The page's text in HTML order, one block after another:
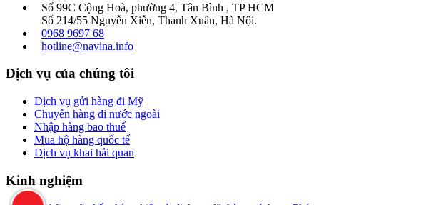
Số 99C Cộng Hoà, phường 4, Tân Bình , TP HCM
Số 214/55 Nguyễn Xiễn, Thanh Xuân, Hà Nội.
0968 9697 68
hotline@navina.info
Dịch vụ của chúng tôi
Dịch vụ gửi hàng đi Mỹ
Chuyển hàng đi nước ngoài
Nhập hàng bao thuế
Mua hộ hàng quốc tế
Dịch vụ khai hải quan
Kinh nghiệm